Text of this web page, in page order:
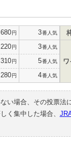
680円 3番人気
220円 3番人気
310円 5番人気
280円 4番人気
ワ
い場合、その投票法
く集中した場合、